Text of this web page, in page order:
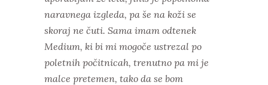
naravnega izgleda, pa še na koži se
skoraj ne čuti. Sama imam odtenek
Medium, ki bi mi mogoče ustrezal po
poletnih počitnicah, trenutno pa mi je
malce pretemen, tako da se bom